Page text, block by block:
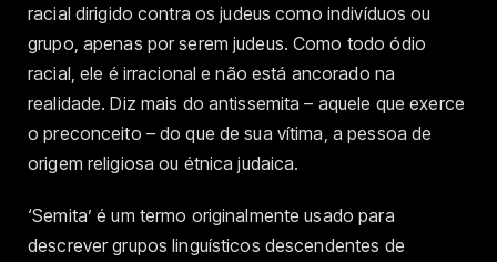
racial dirigido contra os judeus como indivíduos ou
grupo, apenas por serem judeus. Como todo ódio
racial, ele é irracional e não está ancorado na
realidade. Diz mais do antissemita – aquele que exerce
o preconceito – do que de sua vítima, a pessoa de
origem religiosa ou étnica judaica.
‘Semita’ é um termo originalmente usado para
descrever grupos linguísticos descendentes de